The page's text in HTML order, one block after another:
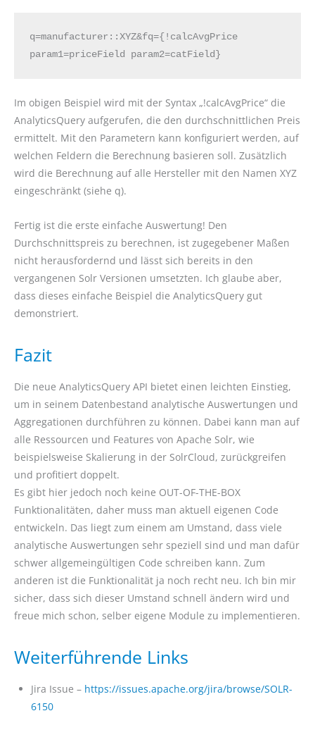
q=manufacturer::XYZ&fq={!calcAvgPrice
param1=priceField param2=catField}
Im obigen Beispiel wird mit der Syntax „!calcAvgPrice“ die
AnalyticsQuery aufgerufen, die den durchschnittlichen Preis
ermittelt. Mit den Parametern kann konfiguriert werden, auf
welchen Feldern die Berechnung basieren soll. Zusätzlich
wird die Berechnung auf alle Hersteller mit den Namen XYZ
eingeschränkt (siehe q).
Fertig ist die erste einfache Auswertung! Den
Durchschnittspreis zu berechnen, ist zugegebener Maßen
nicht herausfordernd und lässt sich bereits in den
vergangenen Solr Versionen umsetzten. Ich glaube aber,
dass dieses einfache Beispiel die AnalyticsQuery gut
demonstriert.
Fazit
Die neue AnalyticsQuery API bietet einen leichten Einstieg,
um in seinem Datenbestand analytische Auswertungen und
Aggregationen durchführen zu können. Dabei kann man auf
alle Ressourcen und Features von Apache Solr, wie
beispielsweise Skalierung in der SolrCloud, zurückgreifen
und profitiert doppelt.
Es gibt hier jedoch noch keine OUT-OF-THE-BOX
Funktionalitäten, daher muss man aktuell eigenen Code
entwickeln. Das liegt zum einem am Umstand, dass viele
analytische Auswertungen sehr speziell sind und man dafür
schwer allgemeingültigen Code schreiben kann. Zum
anderen ist die Funktionalität ja noch recht neu. Ich bin mir
sicher, dass sich dieser Umstand schnell ändern wird und
freue mich schon, selber eigene Module zu implementieren.
Weiterführende Links
Jira Issue – https://issues.apache.org/jira/browse/SOLR-
6150